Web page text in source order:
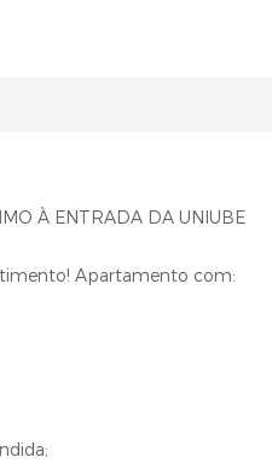
À ENTRADA DA UNIUBE
Apartamento com: